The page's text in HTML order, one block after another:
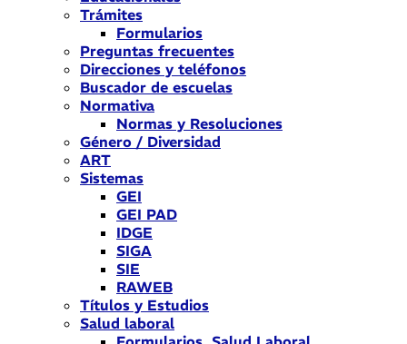
Trámites
Formularios
Preguntas frecuentes
Direcciones y teléfonos
Buscador de escuelas
Normativa
Normas y Resoluciones
Género / Diversidad
ART
Sistemas
GEI
GEI PAD
IDGE
SIGA
SIE
RAWEB
Títulos y Estudios
Salud laboral